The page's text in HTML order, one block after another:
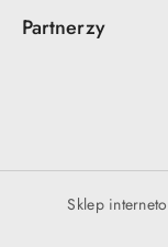
Partnerzy
Sklep